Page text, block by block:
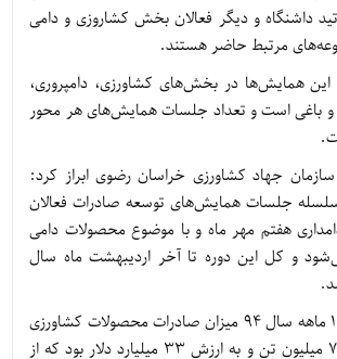
داشنگاه و دیگر فعالان بخش کشاروزی و دامی
مرتبط حاضر هستند.
همایش‌ها در بخش‌های کشاورزی، دامپروری،
و باغی است و تعداد جلسات همایش‌های هر محور
جهاد کشاورزی خراسان رضوی ابراز کرد:
جلسات همایش‌های توسعه صادرات فعالان
هفتم مهر ماه و با موضوع محصولات دامی
و کل این دوره تا آخر اردیبهشت ماه سال
وی تاکید کرد: در ۱۲ ماهه سال ۹۴ میزان صادرات محصولات کشاورزی
و دامی کل کشور ۷۸ میلیون تن و به ارزش ۳۳ میلیارد دلار بود که از